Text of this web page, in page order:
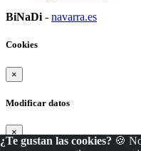
BiNaDi - navarra.es
¿Te gustan las cookies? 🍪
Cookies
×
Modificar datos
×